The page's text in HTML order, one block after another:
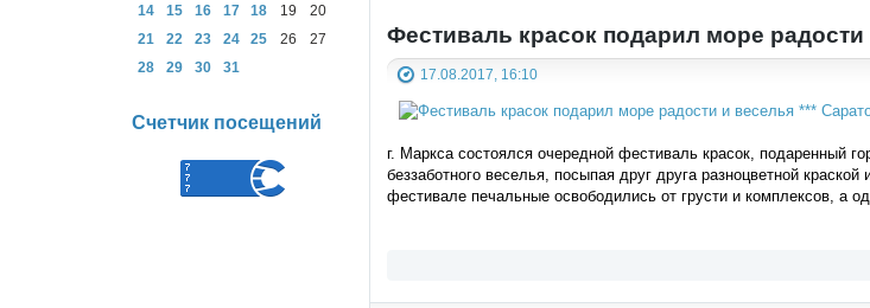
Фестиваль красок подарил море радости
17.08.2017, 16:10
г. Маркса состоялся очередной фестиваль красок, подаренный
беззаботного веселья, посыпая друг друга разноцветной
фестивале печальные освободились от грусти и комплексов, а
14
15 16 17 18 19
20
21
22 23 24 25 26
27
28
29 30 31
Счетчик посещений